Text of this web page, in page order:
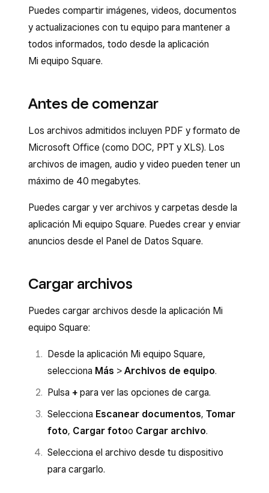
Puedes compartir imágenes, videos, documentos
y actualizaciones con tu equipo para mantener a
todos informados, todo desde la aplicación
Mi equipo Square.
Antes de comenzar
Los archivos admitidos incluyen PDF y formato de
Microsoft Office (como DOC, PPT y XLS). Los
archivos de imagen, audio y video pueden tener un
máximo de 40 megabytes.
Puedes cargar y ver archivos y carpetas desde la
aplicación Mi equipo Square. Puedes crear y enviar
anuncios desde el Panel de Datos Square.
Cargar archivos
Puedes cargar archivos desde la aplicación Mi
equipo Square:
Desde la aplicación Mi equipo Square,
selecciona Más > Archivos de equipo.
Pulsa + para ver las opciones de carga.
Selecciona Escanear documentos, Tomar
foto, Cargar fotoo Cargar archivo.
Selecciona el archivo desde tu dispositivo
para cargarlo.